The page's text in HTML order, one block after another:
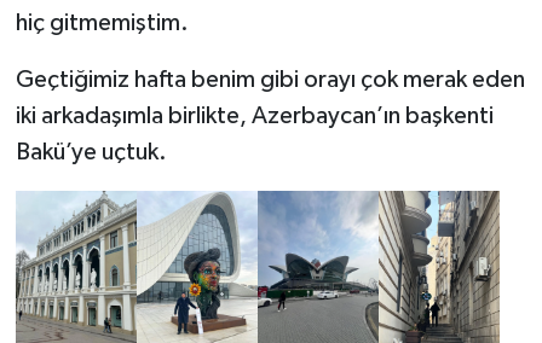
hiç gitmemiştim.
Geçtiğimiz hafta benim gibi orayı çok merak eden
iki arkadaşımla birlikte, Azerbaycan’ın başkenti
Bakü’ye uçtuk.